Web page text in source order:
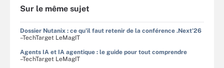
Sur le même sujet
Dossier Nutanix : ce qu'il faut retenir de la conférence .Next'26
–TechTarget LeMagIT
Agents IA et IA agentique : le guide pour tout comprendre
–TechTarget LeMagIT